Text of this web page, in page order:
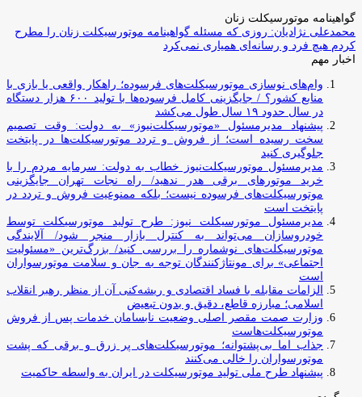
گواهینامه موتورسیکلت زنان
محمدعلی نژادیان: روزی که مسئله گواهینامه موتورسیکلت زنان را مطرح
کردم هیچ فرد و رسانه‌ای همیاری نمی‌کرد
اخبار مهم
وام‌های نوسازی موتورسیکلت‌های فرسوده؛ راهکار واقعی یا بازی با
منابع کشور؟ / جایگزینی کامل فرسوده‌ها با تولید ۶۰۰ هزار دستگاه
در سال حدود ۱۹ سال طول می‌کشد
پیشنهاد مدیرمسئول «موتورسیکلت‌نیوز» به دولت: وقت تصمیم
سخت رسیده است؛ از فروش و تردد موتورسیکلت‌ها در پایتخت
جلوگیری کنید
مدیرمسئول موتورسیکلت‌نیوز خطاب به دولت: سرمایه مردم را با
خرید موتورهای برقی هدر ندهید/ راه نجات تهران جایگزینی
موتورسیکلت‌های فرسوده نیست؛ بلکه ممنوعیت فروش و تردد در
پایتخت است
مدیرمسئول موتورسیکلت نیوز: طرح تولید موتورسیکلت توسط
خودروسازان می‌تواند به کنترل بازار منجر شود/ آلایندگی
موتورسیکلت‌های نوشماره را بررسی کنید/ بزرگ‌ترین «مسئولیت
اجتماعی» برای مونتاژکنندگان توجه به جان و سلامت موتورسواران
است
الزامات مقابله با فساد اقتصادی و ریشه‌کنی آن از منظر رهبر انقلاب
اسلامی؛ مبارزه قاطع، دقیق و بدون تبعیض
وزارت صمت مقصر اصلی وضعیت نابسامان خدمات پس از فروش
موتورسیکلت‌هاست
جذاب اما بی‌پشتوانه؛ موتورسیکلت‌های پر زرق‌ و برقی که پشت
موتورسواران را خالی می‌کنند
پیشنهاد طرح ملی تولید موتورسیکلت در ایران به واسطه حاکمیت